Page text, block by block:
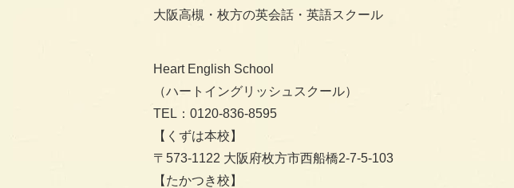
大阪高槻・枚方の英会話・英語スクール
Heart English School
（ハートイングリッシュスクール）
TEL：0120-836-8595
【くずは本校】
〒573-1122 大阪府枚方市西船橋2-7-5-103
【たかつき校】